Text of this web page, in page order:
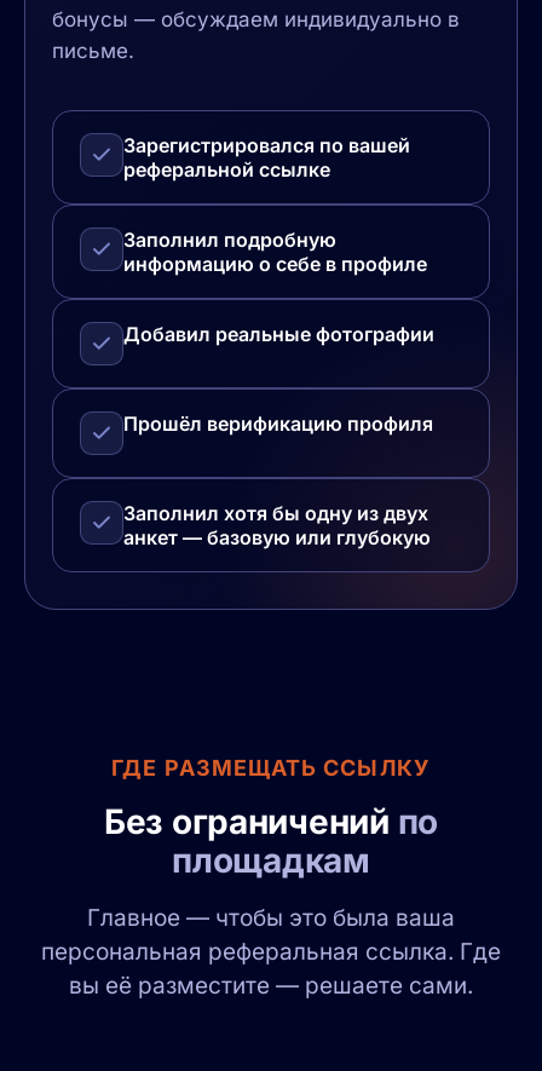
бонусы — обсуждаем индивидуально в
письме.
Зарегистрировался по вашей
реферальной ссылке
Заполнил подробную
информацию о себе в профиле
Добавил реальные фотографии
Прошёл верификацию профиля
Заполнил хотя бы одну из двух
анкет — базовую или глубокую
ГДЕ РАЗМЕЩАТЬ ССЫЛКУ
Без ограничений по
площадкам
Главное — чтобы это была ваша
персональная реферальная ссылка. Где
вы её разместите — решаете сами.